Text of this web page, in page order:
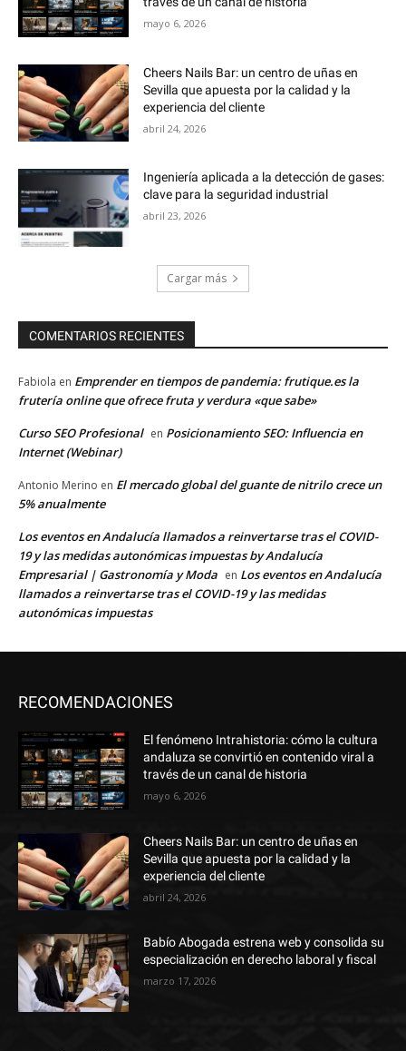
RECOMENDACIONES
El fenómeno Intrahistoria: cómo la cultura
andaluza se convirtió en contenido viral a
través de un canal de historia
mayo 6, 2026
Cheers Nails Bar: un centro de uñas en
Sevilla que apuesta por la calidad y la
experiencia del cliente
abril 24, 2026
Babío Abogada estrena web y consolida su
especialización en derecho laboral y fiscal
marzo 17, 2026